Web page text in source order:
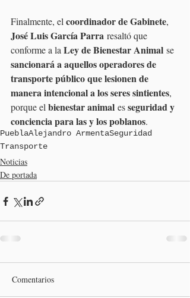
Finalmente, el coordinador de Gabinete,
José Luis García Parra resaltó que
conforme a la Ley de Bienestar Animal se
sancionará a aquellos operadores de
transporte público que lesionen de
manera intencional a los seres sintientes,
porque el bienestar animal es seguridad y
conciencia para las y los poblanos.
PueblaAlejandro ArmentaSeguridad
Transporte
Noticias
De portada
Comentarios